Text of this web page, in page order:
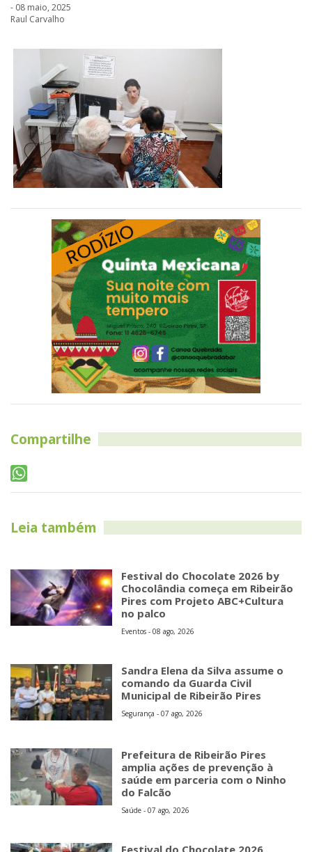
- 08 maio, 2025
Raul Carvalho
Compartilhe
Leia também
Festival do Chocolate 2026 by
Chocolândia começa em Ribeirão
Pires com Projeto ABC+Cultura
no palco
Eventos - 08 ago, 2026
Sandra Elena da Silva assume o
comando da Guarda Civil
Municipal de Ribeirão Pires
Segurança - 07 ago, 2026
Prefeitura de Ribeirão Pires
amplia ações de prevenção à
saúde em parceria com o Ninho
do Falcão
Saúde - 07 ago, 2026